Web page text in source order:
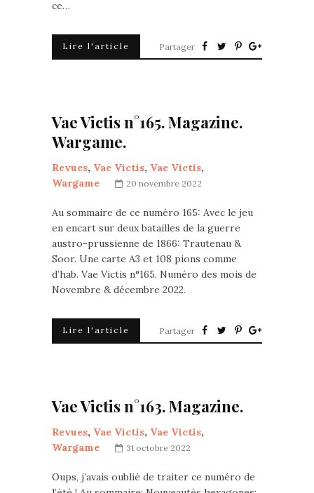
ce…
Lire l'article Partager
Vae Victis n°165. Magazine.
Wargame.
Revues, Vae Victis, Vae Victis,
Wargame
20 novembre 2022
Au sommaire de ce numéro 165: Avec le jeu
en encart sur deux batailles de la guerre
austro-prussienne de 1866: Trautenau &
Soor. Une carte A3 et 108 pions comme
d’hab. Vae Victis n°165. Numéro des mois de
Novembre & décembre 2022.
Lire l'article Partager
Vae Victis n°163. Magazine.
Revues, Vae Victis, Vae Victis,
Wargame
31 octobre 2022
Oups, j’avais oublié de traiter ce numéro de